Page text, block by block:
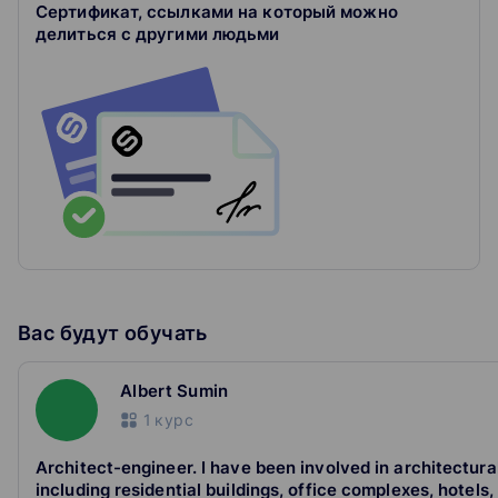
Сертификат, ссылками на который можно
делиться с другими людьми
Вас будут обучать
Albert Sumin
1 курс
Architect-engineer. I have been involved in
including residential buildings, office complexes,